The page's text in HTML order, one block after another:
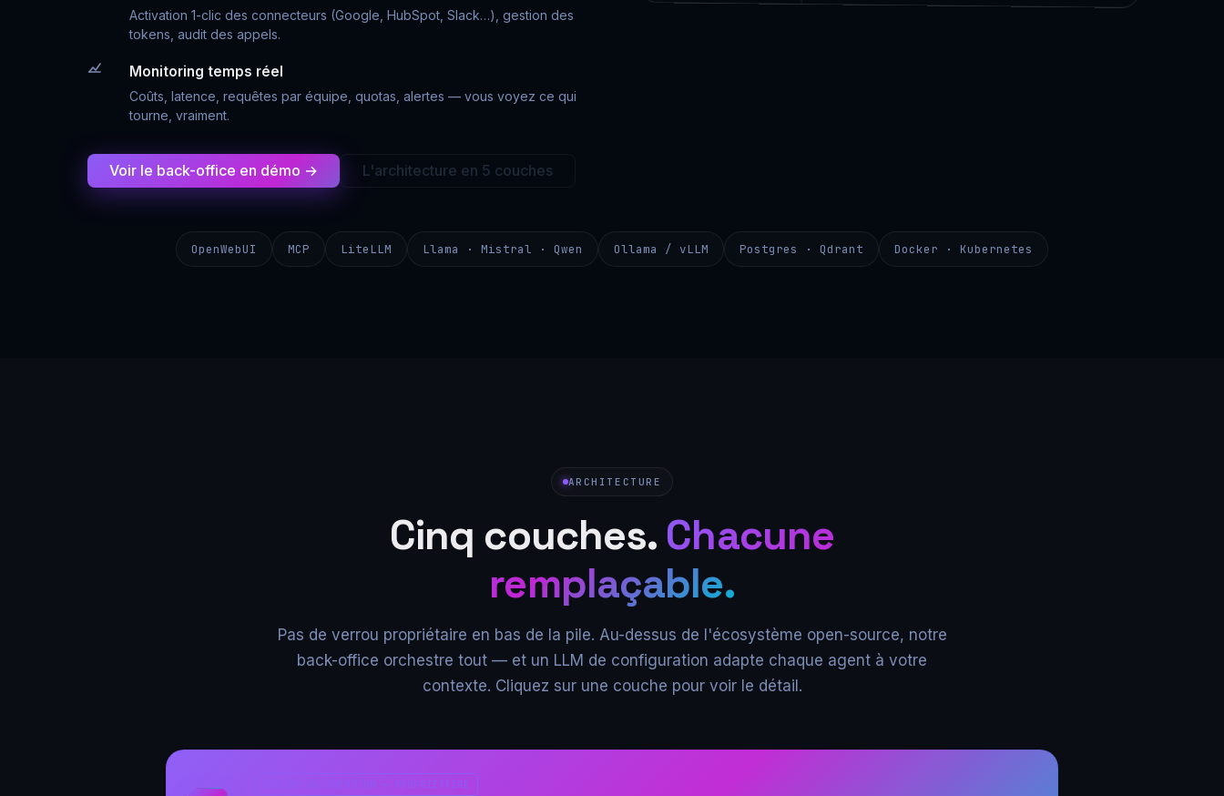
Activation 1-clic des connecteurs (Google, HubSpot, Slack…), gestion des
tokens, audit des appels.
Monitoring temps réel
Coûts, latence, requêtes par équipe, quotas, alertes — vous voyez ce qui
tourne, vraiment.
Voir le back-office en démo → L'architecture en 5 couches
OpenWebUI MCP LiteLLM Llama · Mistral · Qwen Ollama / vLLM Postgres · Qdrant Docker · Kubernetes
ARCHITECTURE
Cinq couches. Chacune
remplaçable.
Pas de verrou propriétaire en bas de la pile. Au-dessus de l'écosystème open-source, notre
back-office orchestre tout — et un LLM de configuration adapte chaque agent à votre
contexte. Cliquez sur une couche pour voir le détail.
COUCHE AC-CRÉATION — PROPRIÉTAIRE